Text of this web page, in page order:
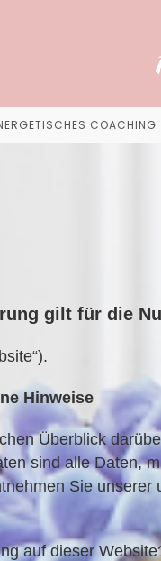
COACHING
gilt für die
Hinweise
Überblick
sind alle Daten,
Sie
auf dieser